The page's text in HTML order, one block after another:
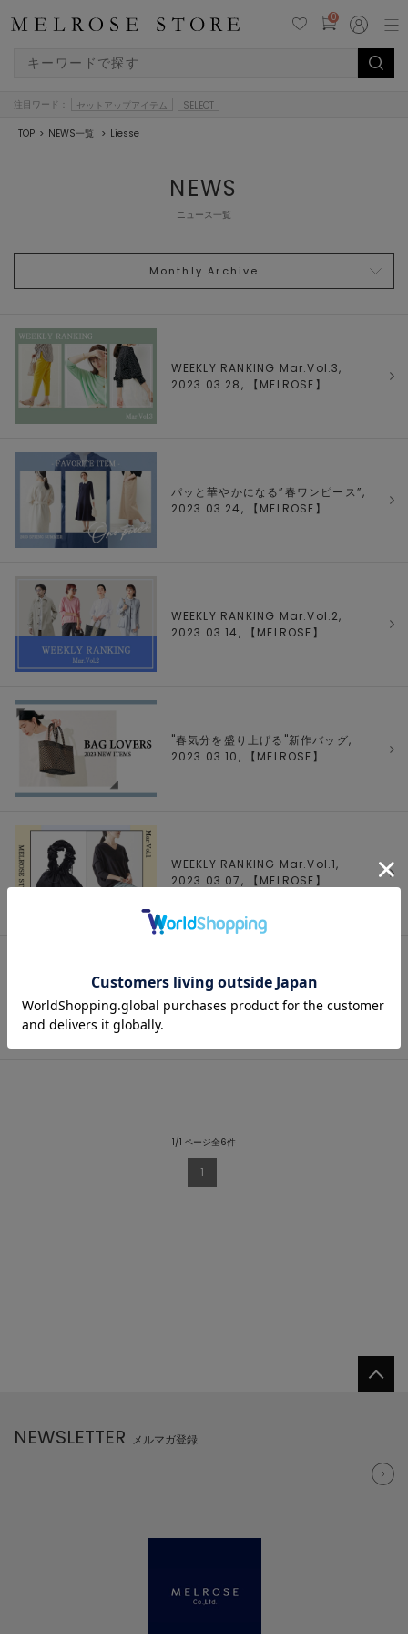
0
注目ワード： セットアップアイテム SELECT
TOP NEWS一覧 Liesse
NEWS
ニュース一覧
Monthly Archive
WEEKLY RANKING Mar.Vol.3,
2023.03.28, 【 MELROSE 】
パッと華やかになる”春ワンピース”,
2023.03.24, 【 MELROSE 】
WEEKLY RANKING Mar.Vol.2,
2023.03.14, 【 MELROSE 】
"春気分を盛り上げる"新作バッグ,
2023.03.10, 【 MELROSE 】
WEEKLY RANKING Mar.Vol.1,
2023.03.07, 【 MELROSE 】
モデル【石井亜美さん】がMELROSE
STORE内の商品をYouTubeで紹介！,
2023.03.03, 【MELROSE】
1/1 ページ全6件
1
NEWSLETTER メルマガ登録